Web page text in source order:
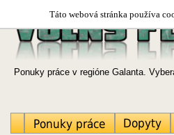
Táto webová stránka používa
Ponuky práce v regióne Galanta.